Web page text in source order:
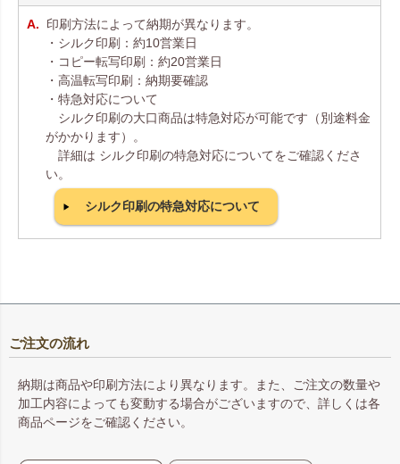
印刷方法によって納期が異なります。
・シルク印刷：約10営業日
・コピー転写印刷：約20営業日
・高温転写印刷：納期要確認
・特急対応について
シルク印刷の大口商品は特急対応が可能です（別途料金
がかかります）。
詳細は シルク印刷の特急対応についてをご確認くださ
い。
シルク印刷の特急対応について
ご注文の流れ
納期は商品や印刷方法により異なります。また、ご注文の数量や
加工内容によっても変動する場合がございますので、詳しくは各
商品ページをご確認ください。